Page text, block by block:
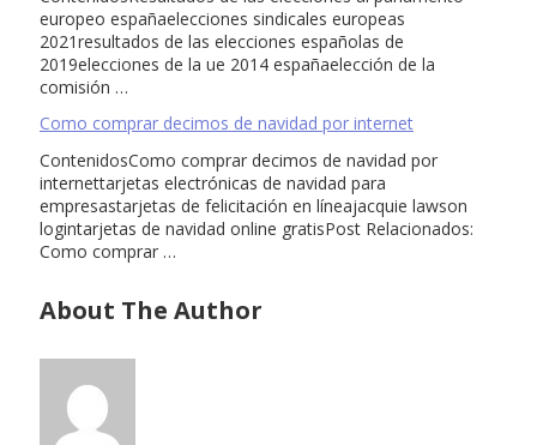
europeo españaelecciones sindicales europeas
2021resultados de las elecciones españolas de
2019elecciones de la ue 2014 españaelección de la
comisión …
Como comprar decimos de navidad por internet
ContenidosComo comprar decimos de navidad por
internettarjetas electrónicas de navidad para
empresastarjetas de felicitación en líneajacquie lawson
logintarjetas de navidad online gratisPost Relacionados:
Como comprar …
About The Author